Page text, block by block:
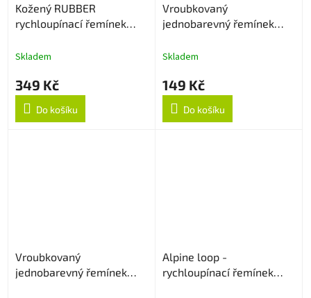
Kožený RUBBER
rychloupínací řemínek
Skladem
349 Kč
Do košíku
Vroubkovaný
jednobarevný řemínek
Skladem
149 Kč
Do košíku
Vroubkovaný
jednobarevný řemínek
Alpine loop -
rychloupínací řemínek